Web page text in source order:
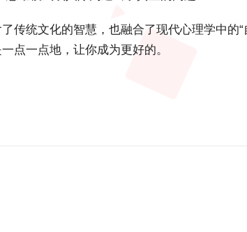
传统文化的智慧，也融合了现代心理学中的
点一点地，让你成为更好的。